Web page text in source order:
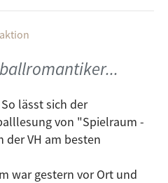
lässt sich der
von "Spielraum -
VH am besten
war gestern vor Ort und